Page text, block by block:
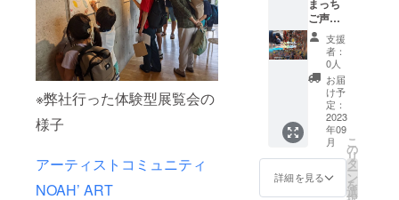
※弊社行った体験型展覧会の
様子
アーティストコミュニティ
NOAH’ ART
などは
ござい
ません
のでご
了承下
さい。
※定員は
ござい
ません
※お作品
に関し
ての所
有権含
ご掲載
他、
ピック
アップ
会場と
して優
先的に
ご案内
させて
いただ
きま
す！ 掲
載後、
ご声援
Plan！
お礼の
メッ
セージ
と原画
作品１
点！限
定数】
お礼の
メッ
セージ
お手紙
支援
者：
0人
お届
け予
定：
2023
年09
月
詳細を見る
こ
の
リ
タ
ー
ン
を
選